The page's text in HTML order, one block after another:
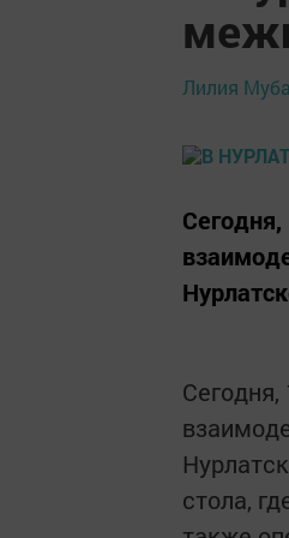
Лилия
Сегодня,
Сегодня,
стола,